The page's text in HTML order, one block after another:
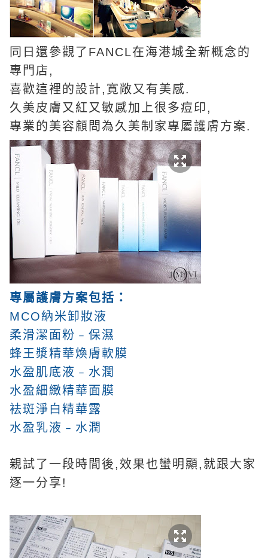
同日還參觀了FANCL在海港城全新概念的
專門店,
喜歡這裡的設計,寛敞又有美感.
久美皮膚又紅又敏感加上很多痘印,
專業的美容顧問為久美制家專屬護膚方案.
專屬護膚方案包括：
MCO納米卸妝液
柔滑潔面粉﹣保濕
蜂王漿精華煥膚軟膜
水盈肌底液﹣水潤
水盈細緻精華面膜
袪斑淨白精華露
水盈乳液﹣水潤
親試了一段時間後,效果也蠻明顯,就跟大家
逐一分享!